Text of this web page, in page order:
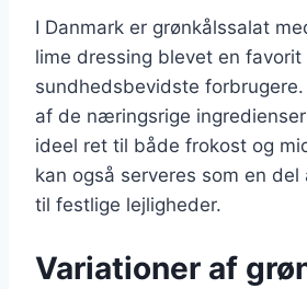
I Danmark er grønkålssalat
lime dressing blevet en
sundhedsbevidste
af de næringsrige
ideel ret til både frokost og
kan også serveres som en
til festlige lejligheder.
Variationer af